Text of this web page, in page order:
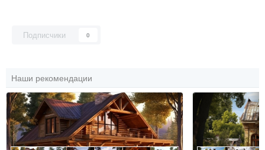
Подписчики 0
Наши рекомендации